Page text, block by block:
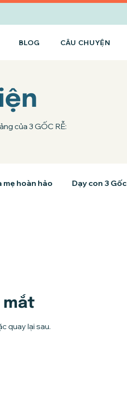
BLOG CÂU CHUYỆN
của 3 GỐC RỄ:
mẹ hoàn hảo Dạy con 3 Gốc
mắt
quay lại sau.